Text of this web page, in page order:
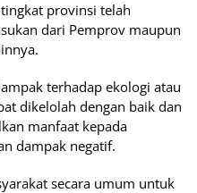
provinsi telah
dari Pemprov maupun
terhadap ekologi atau
dikelolah dengan baik dan
manfaat kepada
dampak negatif.
secara umum untuk